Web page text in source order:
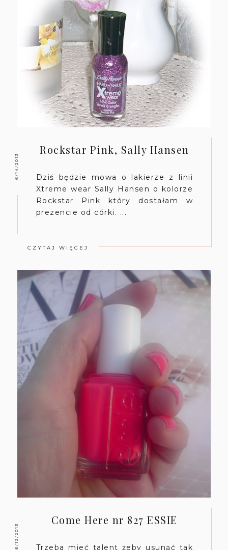
6/14/2013
Rockstar Pink, Sally Hansen
Dziś będzie mowa o lakierze z linii
Xtreme wear Sally Hansen o kolorze
Rockstar Pink który dostałam w
prezencie od córki. ...
CZYTAJ WIĘCEJ
6/12/2013
Come Here nr 827 ESSIE
Trzeba mieć talent żeby usunąć tak